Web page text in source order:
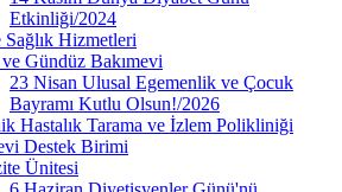
Etkinliği/2024
Sağlık Hizmetleri
Gündüz Bakımevi
23 Nisan Ulusal Egemenlik ve Çocuk
Bayramı Kutlu Olsun!/2026
Hastalık Tarama ve İzlem Polikliniği
Destek Birimi
Ünitesi